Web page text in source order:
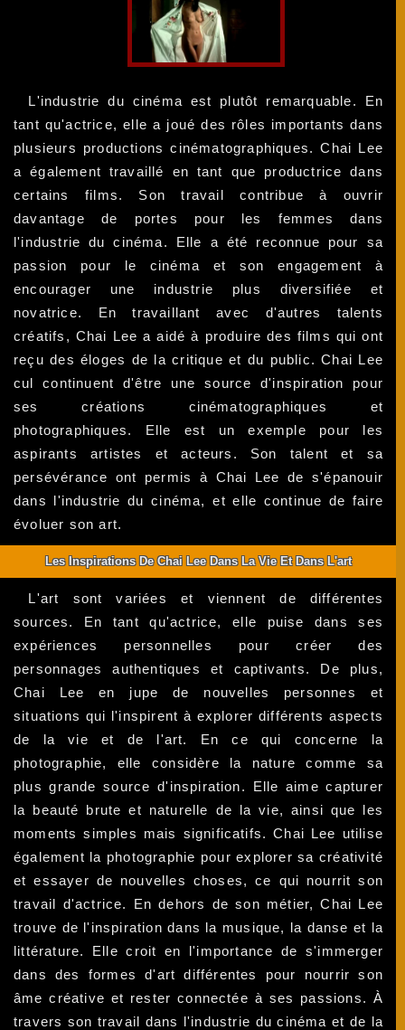
L'industrie du cinéma est plutôt remarquable. En
tant qu'actrice, elle a joué des rôles importants dans
plusieurs productions cinématographiques. Chai Lee
a également travaillé en tant que productrice dans
certains films. Son travail contribue à ouvrir
davantage de portes pour les femmes dans
l'industrie du cinéma. Elle a été reconnue pour sa
passion pour le cinéma et son engagement à
encourager une industrie plus diversifiée et
novatrice. En travaillant avec d'autres talents
créatifs, Chai Lee a aidé à produire des films qui ont
reçu des éloges de la critique et du public. Chai Lee
cul continuent d'être une source d'inspiration pour
ses créations cinématographiques et
photographiques. Elle est un exemple pour les
aspirants artistes et acteurs. Son talent et sa
persévérance ont permis à Chai Lee de s'épanouir
dans l'industrie du cinéma, et elle continue de faire
évoluer son art.
Les Inspirations De Chai Lee Dans La Vie Et Dans L'art
L'art sont variées et viennent de différentes
sources. En tant qu'actrice, elle puise dans ses
expériences personnelles pour créer des
personnages authentiques et captivants. De plus,
Chai Lee en jupe de nouvelles personnes et
situations qui l'inspirent à explorer différents aspects
de la vie et de l'art. En ce qui concerne la
photographie, elle considère la nature comme sa
plus grande source d'inspiration. Elle aime capturer
la beauté brute et naturelle de la vie, ainsi que les
moments simples mais significatifs. Chai Lee utilise
également la photographie pour explorer sa créativité
et essayer de nouvelles choses, ce qui nourrit son
travail d'actrice. En dehors de son métier, Chai Lee
trouve de l'inspiration dans la musique, la danse et la
littérature. Elle croit en l'importance de s'immerger
dans des formes d'art différentes pour nourrir son
âme créative et rester connectée à ses passions. À
travers son travail dans l'industrie du cinéma et de la